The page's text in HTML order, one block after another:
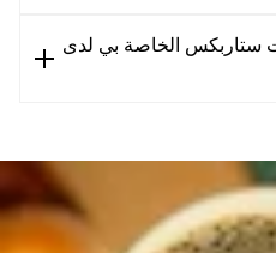
ستاربكس الخاصة بي لدى